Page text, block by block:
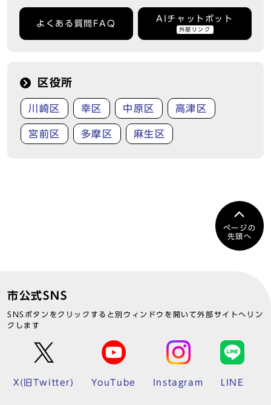
よくある質問FAQ
AIチャットボット
外部リンク
区役所
川崎区 幸区 中原区 高津区
宮前区 多摩区 麻生区
ページの
先頭へ
市公式SNS
SNSボタンをクリックすると別ウィンドウを開いて外部サイトへリン
クします
X(旧Twitter) YouTube Instagram LINE